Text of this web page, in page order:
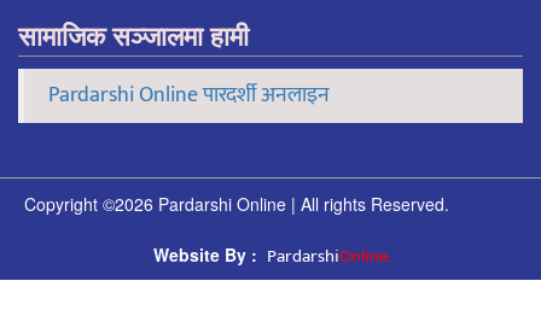
सामाजिक सञ्जालमा हामी
Pardarshi Online पारदर्शी अनलाइन
Copyright ©2026 Pardarshi Online | All rights Reserved.
Website By : PardarshiOnline.